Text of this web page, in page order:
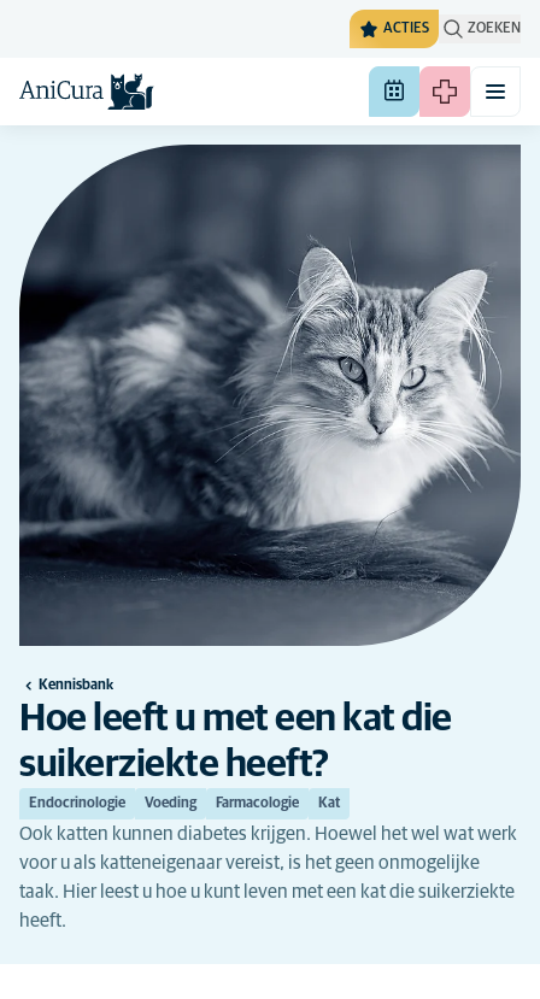
ACTIES ZOEKEN
Kennisbank
Hoe leeft u met een kat die
suikerziekte heeft?
Endocrinologie Voeding Farmacologie Kat
Ook katten kunnen diabetes krijgen. Hoewel het wel wat werk
voor u als katteneigenaar vereist, is het geen onmogelijke
taak. Hier leest u hoe u kunt leven met een kat die suikerziekte
heeft.